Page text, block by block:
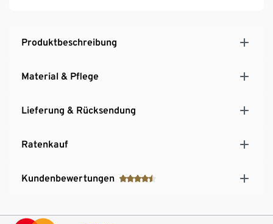
Produktbeschreibung
Material & Pflege
Lieferung & Rücksendung
Ratenkauf
Kundenbewertungen